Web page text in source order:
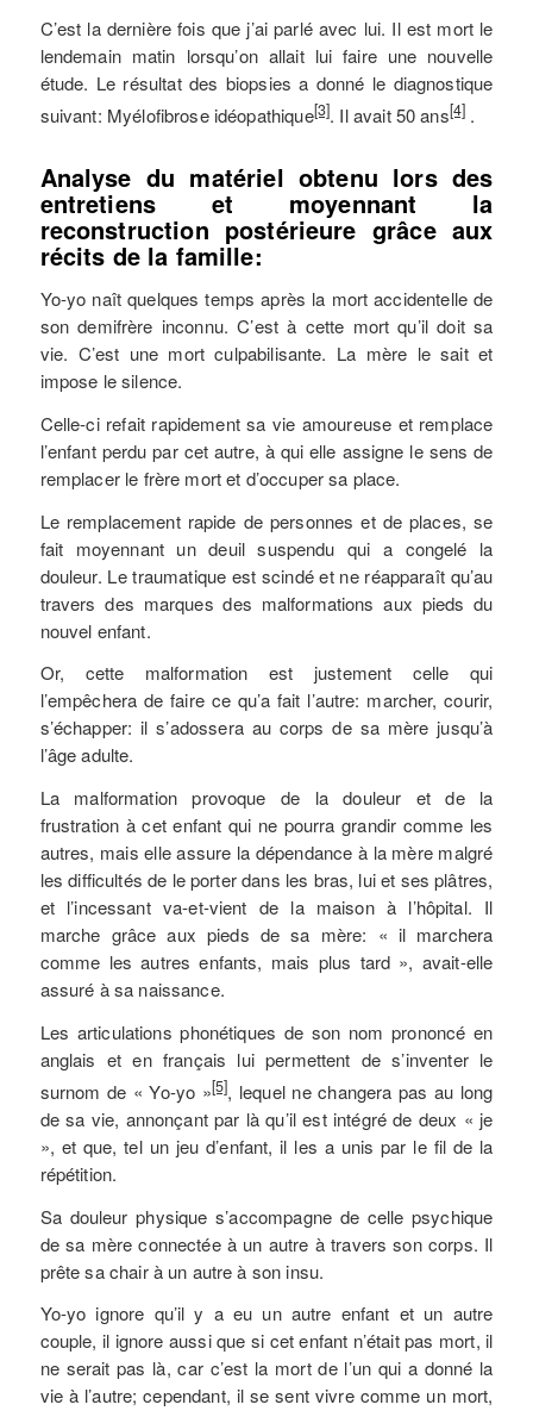
C’est la dernière fois que j’ai parlé avec lui. Il est mort le
lendemain matin lorsqu’on allait lui faire une nouvelle
étude. Le résultat des biopsies a donné le diagnostique
suivant: Myélofibrose idéopathique[3]. Il avait 50 ans[4] .
Analyse du matériel obtenu lors des
entretiens et moyennant la
reconstruction postérieure grâce aux
récits de la famille:
Yo-yo naît quelques temps après la mort accidentelle de
son demifrère inconnu. C’est à cette mort qu’il doit sa
vie. C’est une mort culpabilisante. La mère le sait et
impose le silence.
Celle-ci refait rapidement sa vie amoureuse et remplace
l’enfant perdu par cet autre, à qui elle assigne le sens de
remplacer le frère mort et d’occuper sa place.
Le remplacement rapide de personnes et de places, se
fait moyennant un deuil suspendu qui a congelé la
douleur. Le traumatique est scindé et ne réapparaît qu’au
travers des marques des malformations aux pieds du
nouvel enfant.
Or, cette malformation est justement celle qui
l’empêchera de faire ce qu’a fait l’autre: marcher, courir,
s’échapper: il s’adossera au corps de sa mère jusqu’à
l’âge adulte.
La malformation provoque de la douleur et de la
frustration à cet enfant qui ne pourra grandir comme les
autres, mais elle assure la dépendance à la mère malgré
les difficultés de le porter dans les bras, lui et ses plâtres,
et l’incessant va-et-vient de la maison à l’hôpital. Il
marche grâce aux pieds de sa mère: « il marchera
comme les autres enfants, mais plus tard », avait-elle
assuré à sa naissance.
Les articulations phonétiques de son nom prononcé en
anglais et en français lui permettent de s’inventer le
surnom de « Yo-yo »[5], lequel ne changera pas au long
de sa vie, annonçant par là qu’il est intégré de deux « je
», et que, tel un jeu d’enfant, il les a unis par le fil de la
répétition.
Sa douleur physique s’accompagne de celle psychique
de sa mère connectée à un autre à travers son corps. Il
prête sa chair à un autre à son insu.
Yo-yo ignore qu’il y a eu un autre enfant et un autre
couple, il ignore aussi que si cet enfant n’était pas mort, il
ne serait pas là, car c’est la mort de l’un qui a donné la
vie à l’autre; cependant, il se sent vivre comme un mort,